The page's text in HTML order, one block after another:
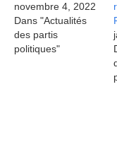
novembre 4, 2022
Dans "Actualités
des partis
politiques"